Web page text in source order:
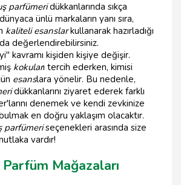
parfümeridükkanlarında sıkça
ünlü markaların yanı sıra,
kaliteli esanslarkullanarak hazırladığı
da değerlendirebilirsiniz.
kavramı kişiden kişiye değişir.
kokuları tercih ederken, kimisi
esanslara yönelir. Bu nedenle,
dükkanlarını ziyaret ederek farklı
denemek ve kendi zevkinize
en doğru yaklaşım olacaktır.
parfümeriseçenekleri arasında size
vardır!
Parfüm Mağazaları